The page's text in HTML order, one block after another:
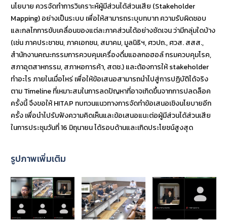
นโยบาย ควรจัดทำการวิเคราะห์ผู้มีส่วนได้ส่วนเสีย (Stakeholder
Mapping) อย่างเป็นระบบ เพื่อให้สามารถระบุบทบาท ความรับผิดชอบ
และกลไกการขับเคลื่อนของแต่ละภาคส่วนได้อย่างชัดเจน ว่ามีกลุ่มใดบ้าง
(เช่น ภาคประชาชน, ภาคเอกชน, สมาคม, มูลนิธิฯ, ศวปถ., ศวส. สสส.,
สำนักงานคณะกรรมการควบคุมเครื่องดื่มแอลกอฮอล์ กรมควบคุมโรค,
สภาอุตสาหกรรม, สภาหอการค้า, สตช.) และต้องการให้ stakeholder
ทำอะไร ภายในเมื่อไหร่ เพื่อให้ข้อเสนอสามารถนำไปสู่การปฏิบัติได้จริง
ตาม Timeline ที่เหมาะสมในการลดปัญหาที่อาจเกิดขึ้นจากการปลดล็อค
ครั้งนี้ จึงขอให้ HITAP ทบทวนแนวทางการจัดทำข้อเสนอเชิงนโยบายอีก
ครั้ง เพื่อนำไปรับฟังความคิดเห็นและข้อเสนอแนะต่อผู้มีส่วนได้ส่วนเสีย
ในการประชุมวันที่ 16 มิถุนายน ได้รอบด้านและเกิดประโยชน์สูงสุด
รูปภาพเพิ่มเติม